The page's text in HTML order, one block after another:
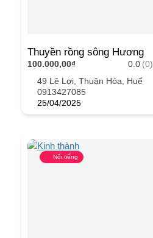
Thuyền rồng sông Hương
100.000,00₫ 0.0 (0)
49 Lê Lợi, Thuận Hóa, Huế
0913427085
25/04/2025
Nổi tiếng